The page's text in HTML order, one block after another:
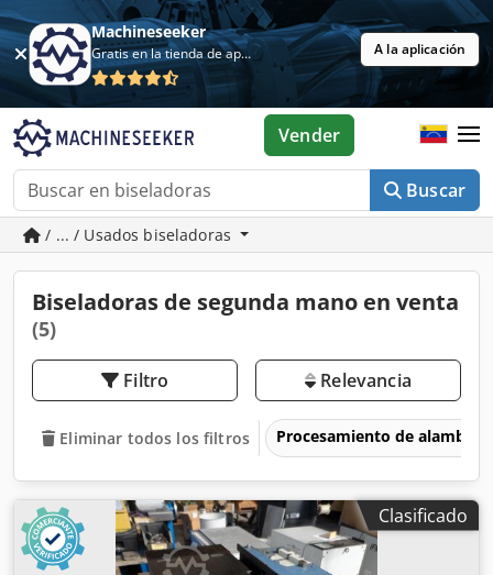
Machineseeker
Gratis en la tienda de aplicaciones A la aplicación
Buscar
Vender
/ ... / Usados biseladoras
Biseladoras de segunda mano en venta
(5)
Filtro Relevancia
Eliminar todos los filtros Procesamiento de alambre
Clasificado